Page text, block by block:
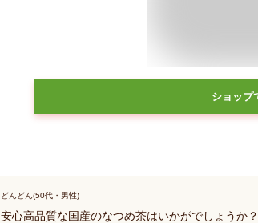
ショップ
どんどん(50代・男性)
安心高品質な国産のなつめ茶はいかがでしょうか